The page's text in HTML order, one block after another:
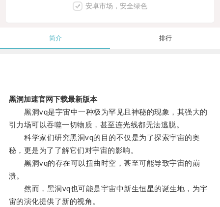
安卓市场，安全绿色
简介 排行
黑洞加速官网下载最新版本
黑洞vq是宇宙中一种极为罕见且神秘的现象，其强大的
引力场可以吞噬一切物质，甚至连光线都无法逃脱。
科学家们研究黑洞vq的目的不仅是为了探索宇宙的奥
秘，更是为了了解它们对宇宙的影响。
黑洞vq的存在可以扭曲时空，甚至可能导致宇宙的崩
溃。
然而，黑洞vq也可能是宇宙中新生恒星的诞生地，为宇
宙的演化提供了新的视角。